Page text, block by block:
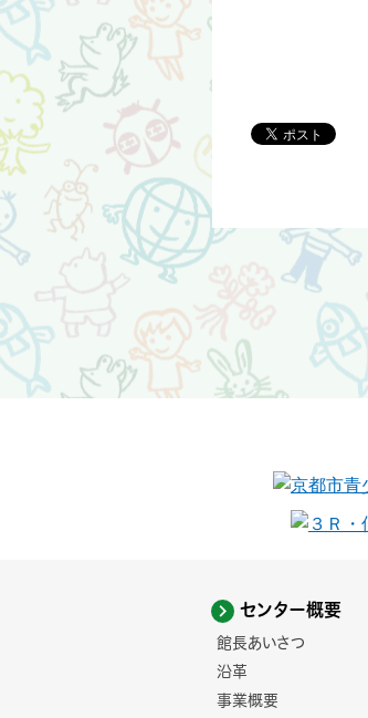
センター概要
館長あいさつ
沿革
事業概要